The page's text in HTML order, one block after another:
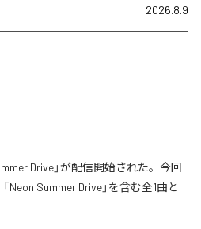
2026.8.9
Drive」が配信開始された。今回
Summer Drive」を含む全1曲と